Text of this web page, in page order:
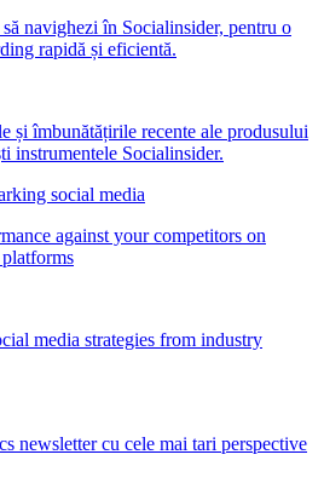
navighezi în Socialinsider, pentru o
rapidă și eficientă.
și îmbunătățirile recente ale produsului
instrumentele Socialinsider.
social media
against your competitors on
media strategies from industry
newsletter cu cele mai tari perspective